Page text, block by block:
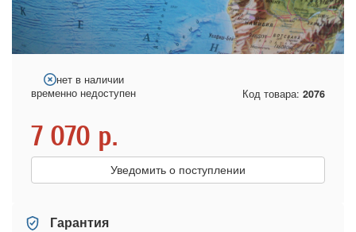
нет в наличии
временно недоступен
Код товара: 2076
7 070 р.
Уведомить о поступлении
Гарантия